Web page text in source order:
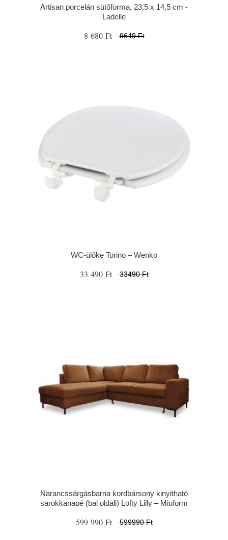
Artisan porcelán sütőforma, 23,5 x 14,5 cm -
Ladelle
8 680 Ft 9649 Ft
WC-ülőke Torino – Wenko
33 490 Ft 33490 Ft
Narancssárgásbarna kordbársony kinyitható
sarokkanapé (bal oldali) Lofty Lilly – Miuform
599 990 Ft 599990 Ft